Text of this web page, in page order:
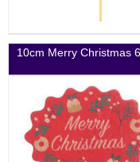
10cm Merry Christmas